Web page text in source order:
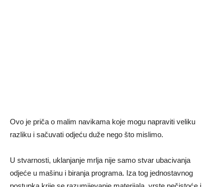
Ovo je priča o malim navikama koje mogu napraviti veliku
razliku i sačuvati odjeću duže nego što mislimo.
U stvarnosti, uklanjanje mrlja nije samo stvar ubacivanja
odjeće u mašinu i biranja programa. Iza tog jednostavnog